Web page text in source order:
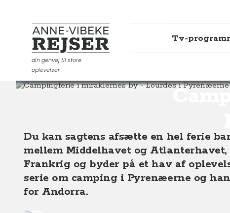
Anne-Vibeke Rejser
din genvej til store
oplevelser
Tv-
Destinationer
Du kan sagtens afsætte en hel ferie
mellem Middelhavet og Atlanterhavet,
Frankrig og byder på et hav af
serie om camping i Pyrenæerne og
for Andorra.